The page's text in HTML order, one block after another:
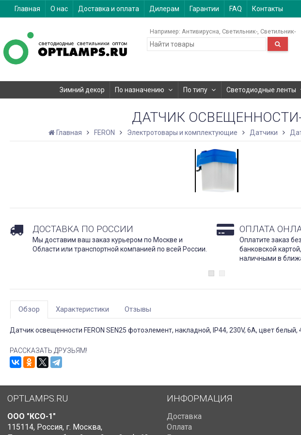
Главная О нас Доставка и оплата Дилерам Гарантии FAQ Контакты
Например: Антивирусна Светильник- Светильник-
Зимний декор По назначению По типу Светодиодные ленты
ДАТЧИК
Главная FERON Электротовары и комплектующие Датчики
ДОСТАВКА ПО РОССИИ
Мы доставим ваш заказ курьером по Москве и
Области или транспортной компанией по всей России.
ОПЛАТА
Оплатите заказ
банковской
наличными в
Обзор Характеристики Отзывы
Датчик освещенности FERON SEN25 фотоэлемент, накладной, IP44, 230V, 6А, цвет
РАССКАЗАТЬ ДРУЗЬЯМ!
OPTLAMPS.RU
ООО "КСО-1"
115114, Россия, г. Москва,
ИНФОРМАЦИЯ
Доставка
Оплата